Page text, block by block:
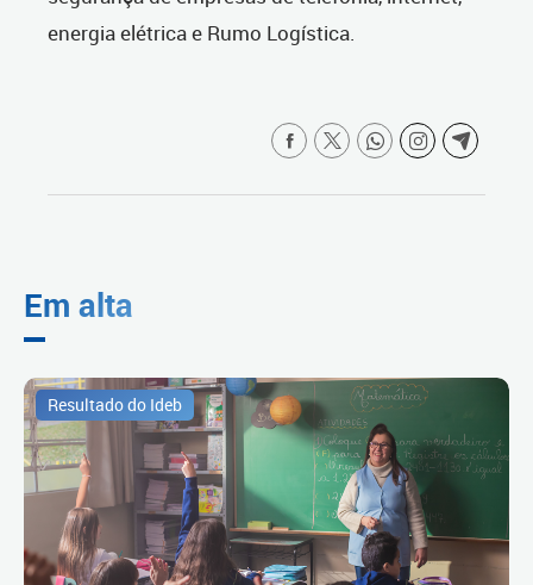
energia elétrica e Rumo Logística.
Em alta
Resultado do Ideb